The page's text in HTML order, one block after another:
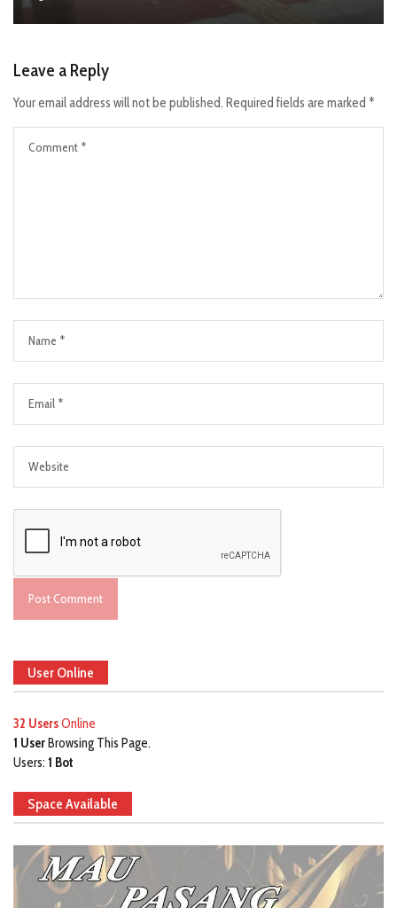
Leave a Reply
Your email address will not be published. Required fields are marked *
User Online
32 UsersOnline
1 UserBrowsing This Page.
Users: 1 Bot
Space Available